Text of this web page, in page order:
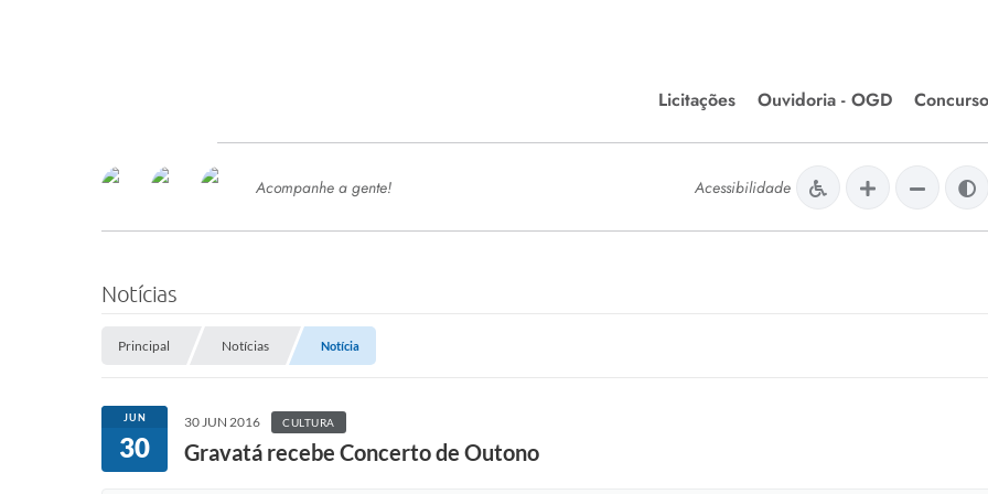
Licitações
Editais de Licitações
Chamamentos Públicos
Ouvidoria - OGD
SERVIÇOS
SEMED
Processo de Contratação -
Concursos e Processos Seletivos
Esporte
Meio Ambiente
Acompanhe a gente! Acessibilidade
Notícias
Principal Notícias Notícia
JUN
30
30 JUN 2016 CULTURA
Gravatá recebe Concerto de Outono